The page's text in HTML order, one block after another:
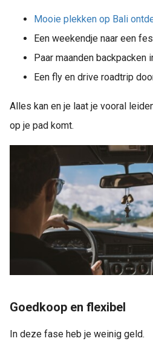
Mooie plekken op Bali
Een weekendje naar een
Paar maanden backpacken
Een fly en drive roadtrip
Alles kan en je laat je vooral
op je pad komt.
Goedkoop en flexibel
In deze fase heb je weinig geld.